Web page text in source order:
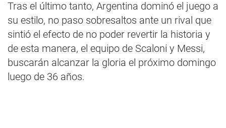
Tras el último tanto, Argentina dominó el juego a
su estilo, no paso sobresaltos ante un rival que
sintió el efecto de no poder revertir la historia y
de esta manera, el equipo de Scaloni y Messi,
buscarán alcanzar la gloria el próximo domingo
luego de 36 años.